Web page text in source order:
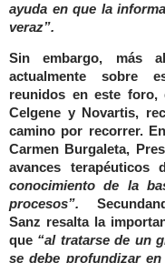
ayuda en que la
veraz”.
Sin embargo, más
actualmente sobre
reunidos en este foro,
Celgene y Novartis,
camino por recorrer.
Carmen Burgaleta,
avances terapéuticos
conocimiento de la
procesos”.
Sanz resalta la
que “al tratarse de un
se debe profundizar